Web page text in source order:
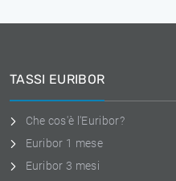
TASSI EURIBOR
Che cos'è l'Euribor?
Euribor 1 mese
Euribor 3 mesi